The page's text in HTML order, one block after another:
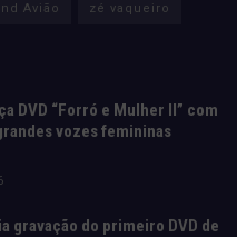
Avião zé vaqueiro
DVD “Forró e Mulher II” com
vozes femininas
gravação do primeiro DVD de